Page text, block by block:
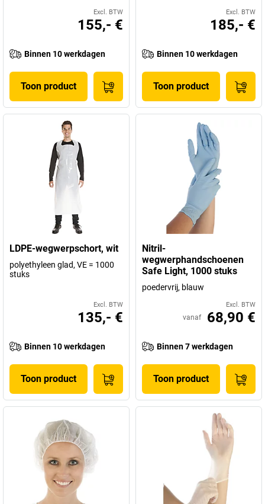
Excl. BTW
155,- €
Binnen 10 werkdagen
Toon product
Excl. BTW
185,- €
Binnen 10 werkdagen
Toon product
LDPE-wegwerpschort, wit
polyethyleen glad, VE = 1000
stuks
Excl. BTW
135,- €
Binnen 10 werkdagen
Toon product
Nitril-
wegwerphandschoenen
Safe Light, 1000 stuks
poedervrij, blauw
Excl. BTW
vanaf 68,90 €
Binnen 7 werkdagen
Toon product